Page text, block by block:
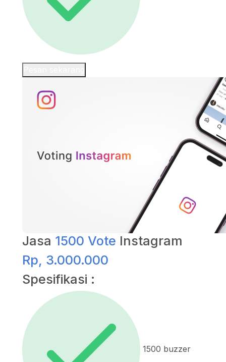
Jasa 1500 Vote Instagram
Rp, 3.000.000
Spesifikasi :
1500 buzzer